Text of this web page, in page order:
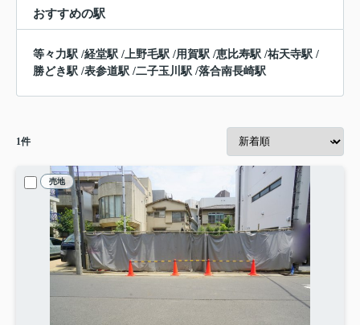
おすすめの駅
等々力駅 /経堂駅 /上野毛駅 /用賀駅 /恵比寿駅 /祐天寺駅 /
勝どき駅 /表参道駅 /二子玉川駅 /落合南長崎駅
1件
売地